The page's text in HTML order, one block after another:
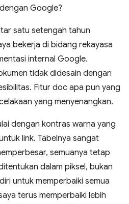
Google?
satu setengah tahun
bekerja di bidang rekayasa
internal Google.
tidak didesain dengan
Fitur doc apa pun yang
yang menyenangkan.
dengan kontras warna yang
link. Tabelnya sangat
semuanya tetap
dalam piksel, bukan
untuk memperbaiki semua
terus memperbaiki lebih